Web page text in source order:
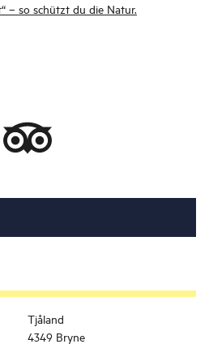
– so schützt du die Natur.
Tjåland
4349 Bryne